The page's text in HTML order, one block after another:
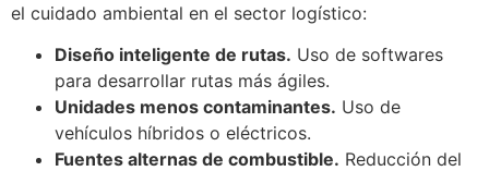
el cuidado ambiental en el sector logístico:
Diseño inteligente de rutas. Uso de softwares
para desarrollar rutas más ágiles.
Unidades menos contaminantes. Uso de
vehículos híbridos o eléctricos.
Fuentes alternas de combustible. Reducción del